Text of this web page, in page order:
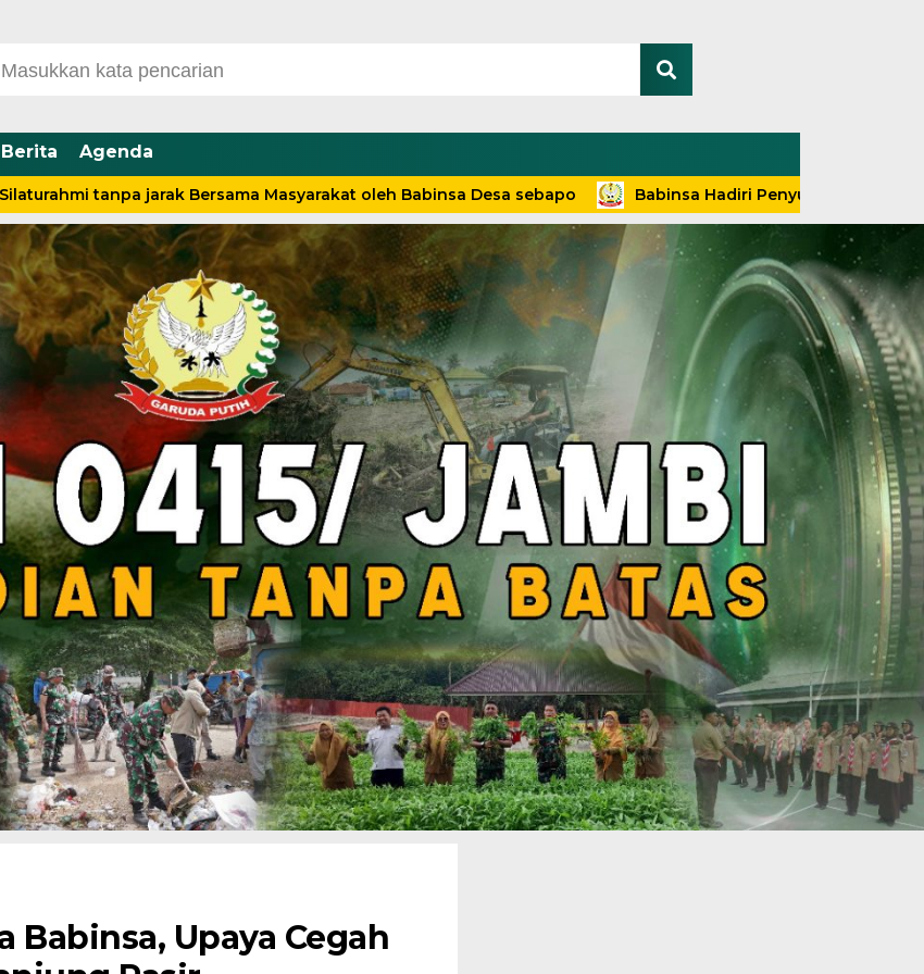
Berita Agenda
tanpa jarak Bersama Masyarakat oleh Babinsa Desa sebapo Babinsa Hadiri Penyuluhan dan Pelayanan
Babinsa, Upaya Cegah